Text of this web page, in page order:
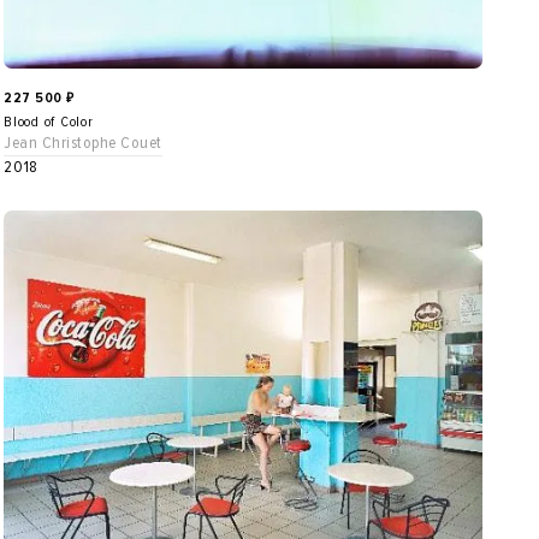
227 500 ₽
Blood of Color
Jean Christophe Couet
2018